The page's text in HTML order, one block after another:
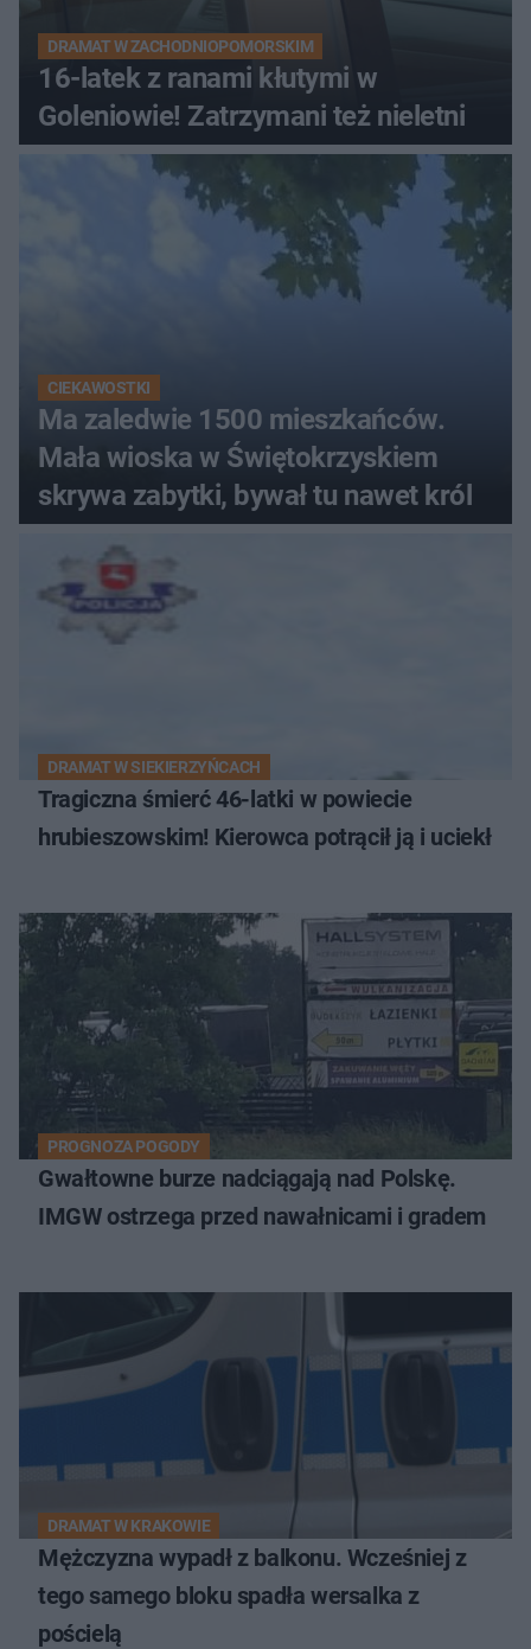
DRAMAT W ZACHODNIOPOMORSKIM
16-latek z ranami kłutymi w
Goleniowie! Zatrzymani też nieletni
CIEKAWOSTKI
Ma zaledwie 1500 mieszkańców.
Mała wioska w Świętokrzyskiem
skrywa zabytki, bywał tu nawet król
DRAMAT W SIEKIERZYŃCACH
Tragiczna śmierć 46-latki w powiecie
hrubieszowskim! Kierowca potrącił ją i uciekł
PROGNOZA POGODY
Gwałtowne burze nadciągają nad Polskę.
IMGW ostrzega przed nawałnicami i gradem
DRAMAT W KRAKOWIE
Mężczyzna wypadł z balkonu. Wcześniej z
tego samego bloku spadła wersalka z
pościelą